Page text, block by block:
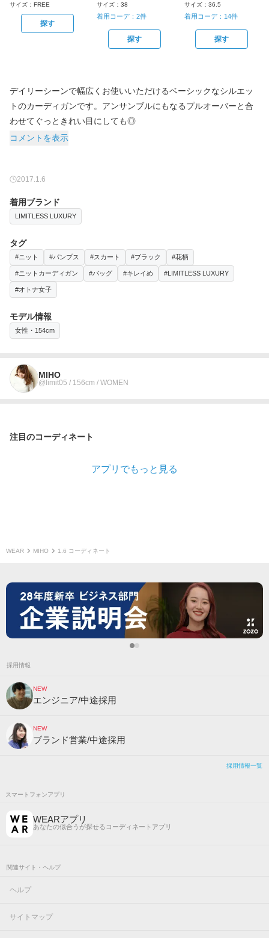
サイズ： FREE
探す
サイズ：38
着用コーデ：2件
探す
サイズ： 36.5
着用コーデ： 14件
探す
デイリーシーンで幅広くお使いいただけるベーシックなシルエッ
トのカーディガンです。アンサンブルにもなるプルオーバーと合
わせてぐっときれい目にしても◎
コメントを表示
2017.1.6
着用ブランド
LIMITLESS LUXURY
タグ
#ニット #パンプス #スカート #ブラック #花柄
#ニットカーディガン #バッグ #キレイめ #LIMITLESS LUXURY
#オトナ女子
モデル情報
女性・154cm
MIHO
@limit05 / 156cm / WOMEN
注目のコーディネート
アプリでもっと見る
WEAR MIHO 1.6 コーディネート
採用情報
NEW
エンジニア/中途採用
NEW
ブランド営業/中途採用
採用情報一覧
スマートフォンアプリ
WEARアプリ
あなたの似合うが探せるコーディネートアプリ
関連サイト・ヘルプ
ヘルプ
サイトマップ